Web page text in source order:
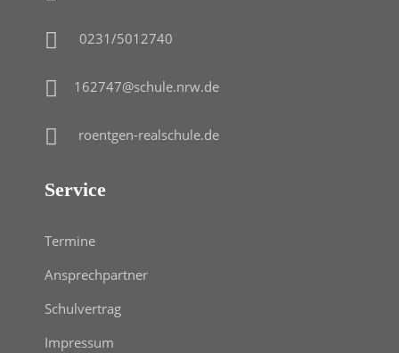
0231/5012740
162747@schule.nrw.de
roentgen-realschule.de
Service
Termine
Ansprechpartner
Schulvertrag
Impressum